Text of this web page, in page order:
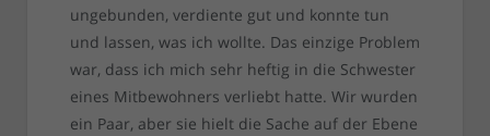
ungebunden, verdiente gut und konnte tun
und lassen, was ich wollte. Das einzige Problem
war, dass ich mich sehr heftig in die Schwester
eines Mitbewohners verliebt hatte. Wir wurden
ein Paar, aber sie hielt die Sache auf der Ebene